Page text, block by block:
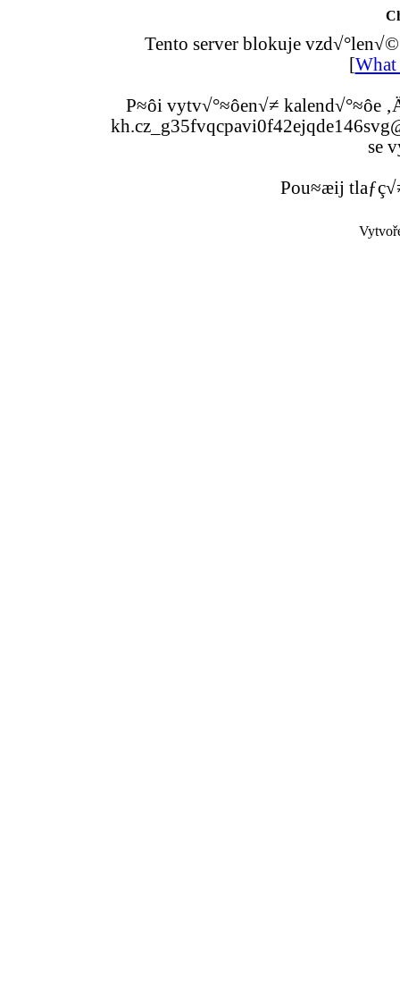
Tento server blokuje
[What
P≈ôi vytv√°≈ôen√≠ kalend√°≈ôe
se
Pou≈æij